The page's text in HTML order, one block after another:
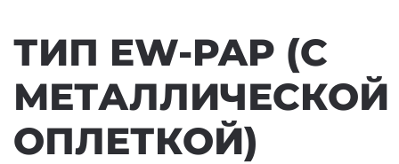
ТИП EW-PAP (С
МЕТАЛЛИЧЕСКОЙ
ОПЛЕТКОЙ)